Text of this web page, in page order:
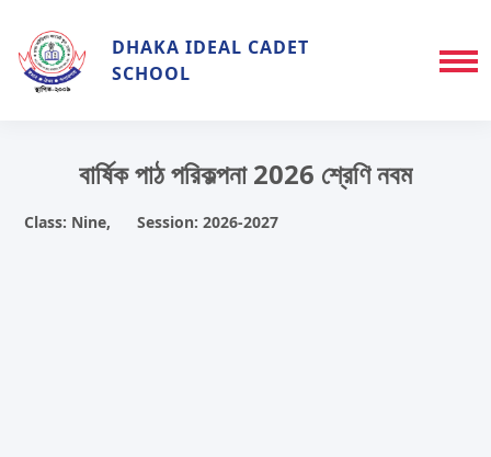
DHAKA IDEAL CADET
SCHOOL
বার্ষিক পাঠ পরিকল্পনা 2026 শ্রেণি নবম
Class: Nine, Session: 2026-2027